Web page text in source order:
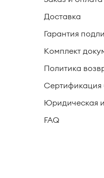
Доставка
Гарантия
Комплект
Политика
Сертификация
Юридическая
FAQ